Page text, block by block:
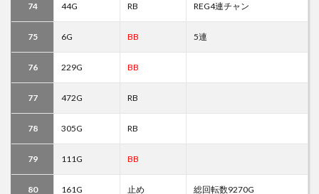
74 44G RB REG4連チャン
75 6G BB 5連
76 229G BB
77 472G RB
78 305G RB
79 111G BB
80 161G 止め 総回転数9270G